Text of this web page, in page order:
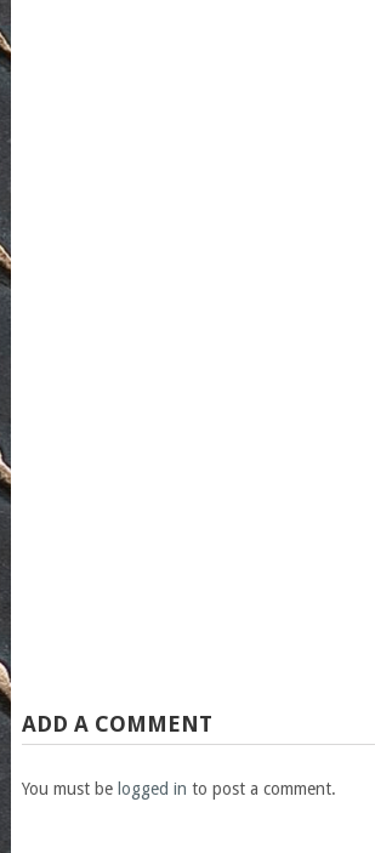
ADD A COMMENT
You must be logged in to post a comment.